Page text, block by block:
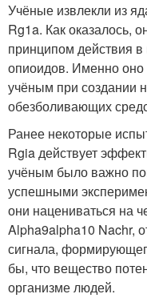
Учёные извлекли из
Rg1a. Как оказалось,
принципом действия
опиоидов. Именно оно
учёным при создании
обезболивающих
Ранее некоторые
Rgia действует
учёным было важно
успешными
они нацениваться на
Alpha9alpha10 Nachr,
сигнала,
бы, что вещество
организме людей.